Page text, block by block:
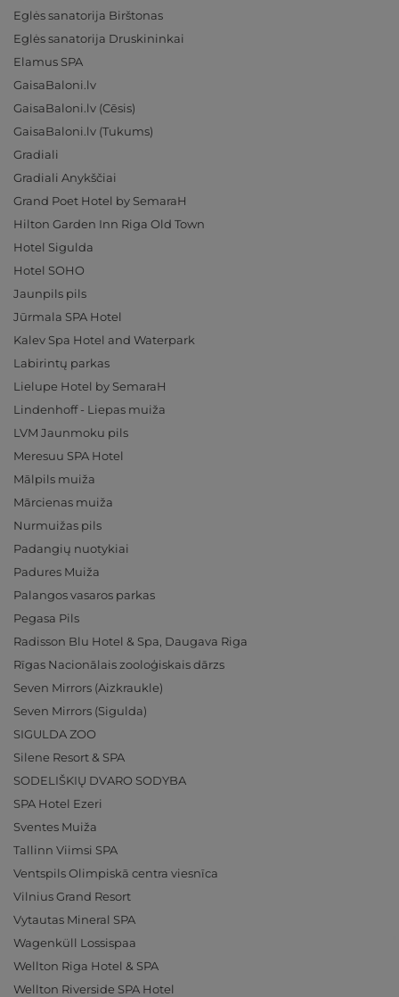
Eglės sanatorija Birštonas
Eglės sanatorija Druskininkai
Elamus SPA
GaisaBaloni.lv
GaisaBaloni.lv (Cēsis)
GaisaBaloni.lv (Tukums)
Gradiali
Gradiali Anykščiai
Grand Poet Hotel by SemaraH
Hilton Garden Inn Riga Old Town
Hotel Sigulda
Hotel SOHO
Jaunpils pils
Jūrmala SPA Hotel
Kalev Spa Hotel and Waterpark
Labirintų parkas
Lielupe Hotel by SemaraH
Lindenhoff - Liepas muiža
LVM Jaunmoku pils
Meresuu SPA Hotel
Mālpils muiža
Mārcienas muiža
Nurmuižas pils
Padangių nuotykiai
Padures Muiža
Palangos vasaros parkas
Pegasa Pils
Radisson Blu Hotel & Spa, Daugava Riga
Rīgas Nacionālais zooloģiskais dārzs
Seven Mirrors (Aizkraukle)
Seven Mirrors (Sigulda)
SIGULDA ZOO
Silene Resort & SPA
SODELIŠKIŲ DVARO SODYBA
SPA Hotel Ezeri
Sventes Muiža
Tallinn Viimsi SPA
Ventspils Olimpiskā centra viesnīca
Vilnius Grand Resort
Vytautas Mineral SPA
Wagenküll Lossispaa
Wellton Riga Hotel & SPA
Wellton Riverside SPA Hotel